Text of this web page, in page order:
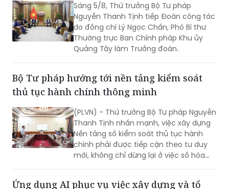
Sáng 5/8, Thứ trưởng Bộ Tư pháp
Nguyễn Thanh Tịnh tiếp Đoàn công tác
do đồng chí Lý Ngọc Chấn, Phó Bí thư
Thường trực Ban Chính pháp Khu ủy
Quảng Tây làm Trưởng đoàn.
Bộ Tư pháp hướng tới nền tảng kiểm soát
thủ tục hành chính thông minh
(PLVN) - Thứ trưởng Bộ Tư pháp Nguyễn
Thanh Tịnh nhấn mạnh, việc xây dựng
Nền tảng số kiểm soát thủ tục hành
chính phải được tiếp cận theo tư duy
mới, không chỉ dừng lại ở việc số hóa
Ứng dụng AI phục vụ việc xây dựng và tổ